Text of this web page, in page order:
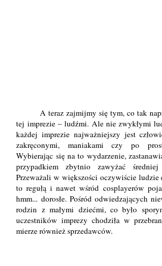
A teraz zajmijmy się tym, co tak
tej imprezie – ludźmi. Ale nie zwykłymi
każdej imprezie najważniejszy jest
zakręconymi, maniakami czy po
Wybierając się na to wydarzenie,
przypadkiem zbytnio zawyżać
Przeważali w większości oczywiście ludzie
to regułą i nawet wśród cosplayerów
hmm... dorosłe. Pośród odwiedzających
rodzin z małymi dziećmi, co było
uczestników imprezy chodziła w
mierze również sprzedawców.